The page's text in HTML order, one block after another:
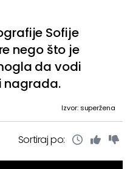
Sofije
nego što je
da vodi
nagrada.
Izvor: superžena
Sortiraj po: